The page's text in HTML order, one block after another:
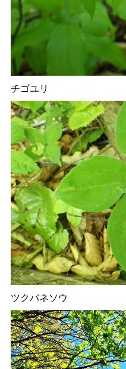
チゴユリ
ツクバネソウ